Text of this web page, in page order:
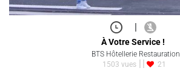
|
À Votre Service !
BTS Hôtellerie Restauration
1503 vues
21